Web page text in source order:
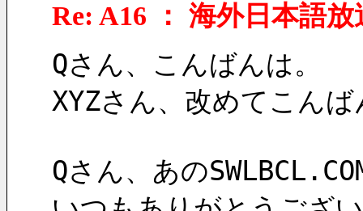
Re: A16 ： 海外日本語放
Qさん、こんばんは。
XYZさん、改めてこん
Qさん、あの